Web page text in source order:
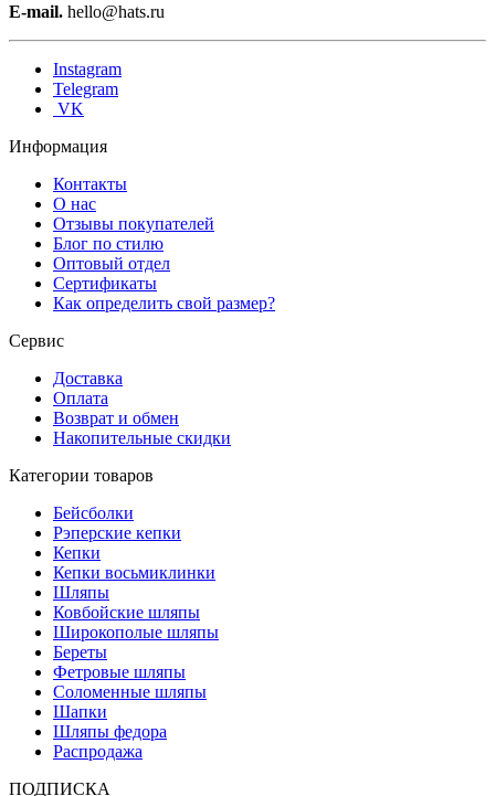
E-mail. hello@hats.ru
Instagram
Telegram
VK
Информация
Контакты
О нас
Отзывы покупателей
Блог по стилю
Оптовый отдел
Сертификаты
Как определить свой размер?
Сервис
Доставка
Оплата
Возврат и обмен
Накопительные скидки
Категории товаров
Бейсболки
Рэперские кепки
Кепки
Кепки восьмиклинки
Шляпы
Ковбойские шляпы
Широкополые шляпы
Береты
Фетровые шляпы
Соломенные шляпы
Шапки
Шляпы федора
Распродажа
ПОДПИСКА